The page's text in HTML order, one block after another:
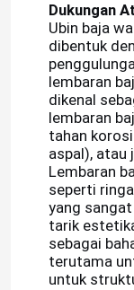
Dukungan
Ubin baja
dibentuk
lembaran
dikenal
lembaran
tahan
aspal), atau
Lembaran
seperti
yang
tarik
sebagai
terutama
untuk